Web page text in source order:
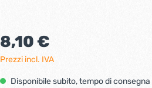
8,10 €
Prezzi incl. IVA
Disponibile subito, tempo di consegna